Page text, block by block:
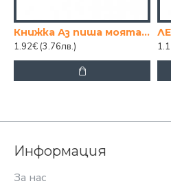
Книжка Аз пиша моята азбука
1.92€ (3.76лв.)
Информация
За нас